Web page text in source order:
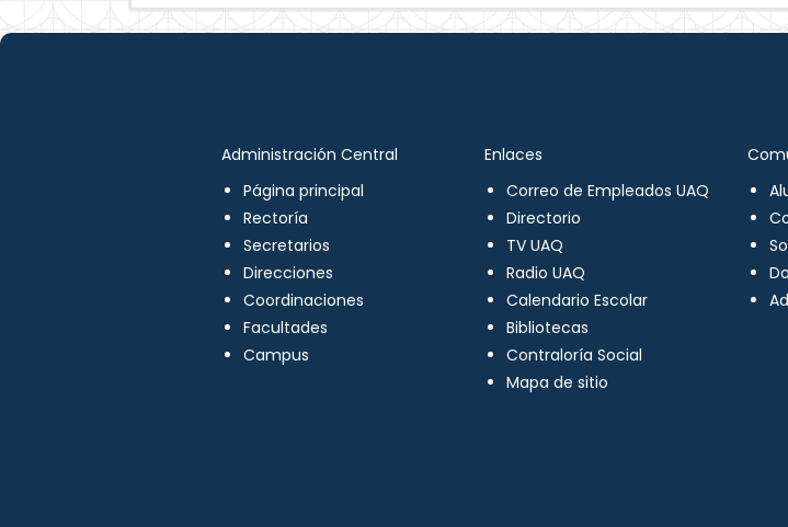
Administración Central
Página principal
Rectoría
Secretarios
Direcciones
Coordinaciones
Facultades
Campus
Enlaces
Correo de Empleados UAQ
Directorio
TV UAQ
Radio UAQ
Calendario Escolar
Bibliotecas
Contraloría Social
Mapa de sitio